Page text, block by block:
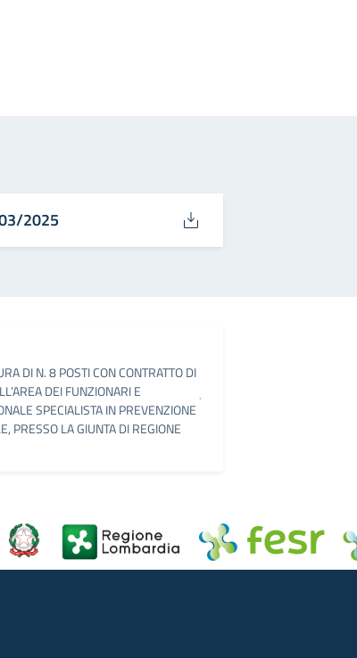
2025
DI N. 8 POSTI CON CONTRATTO DI
DEI FUNZIONARI E
SPECIALISTA IN PREVENZIONE
PRESSO LA GIUNTA DI REGIONE